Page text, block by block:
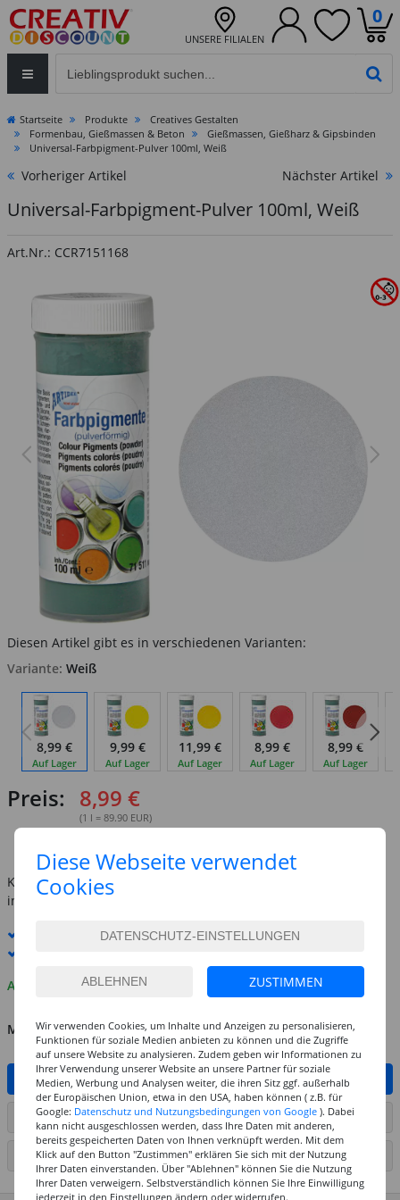
UNSERE FILIALEN
0
Startseite Produkte
Creatives Gestalten
Formenbau, Gießmassen & Beton
Gießmassen, Gießharz & Gipsbinden
Universal-Farbpigment-Pulver 100ml, Weiß
Vorheriger Artikel Nächster Artikel
Universal-Farbpigment-Pulver 100ml, Weiß
Art.Nr.: CCR7151168
Diesen Artikel gibt es in verschiedenen Varianten:
Variante: Weiß
8,99 €
Auf Lager
9,99 €
Auf Lager
11,99 €
Auf Lager
8,99 €
Auf Lager
8,99 €
Auf Lager
Preis: 8,99 €
(1 l = 89.90 EUR)
Kostenlose Lieferung ab
innerhalb Deutschlands -
Standard-Lieferung8. - 10. August
Auf Lager
MENGE
IN DEN WARENKORB
ARTIKEL AUF WUNSCHLISTE SETZEN
SEITE DRUCKEN
Diese Webseite verwendet
Cookies
ZUSTIMMEN
Wir verwenden Cookies, um Inhalte und Anzeigen zu personalisieren,
Funktionen für soziale Medien anbieten zu können und die Zugriffe
auf unsere Website zu analysieren. Zudem geben wir Informationen zu
Ihrer Verwendung unserer Website an unsere Partner für soziale
Medien, Werbung und Analysen weiter, die ihren Sitz ggf. außerhalb
der Europäischen Union, etwa in den USA, haben können ( z.B. für
Google: Datenschutz und Nutzungsbedingungen von Google ). Dabei
kann nicht ausgeschlossen werden, dass Ihre Daten mit anderen,
bereits gespeicherten Daten von Ihnen verknüpft werden. Mit dem
Klick auf den Button "Zustimmen" erklären Sie sich mit der Nutzung
Ihrer Daten einverstanden. Über "Ablehnen" können Sie die Nutzung
Ihrer Daten verweigern. Selbstverständlich können Sie Ihre Einwilligung
jederzeit in den Einstellungen ändern oder widerrufen.